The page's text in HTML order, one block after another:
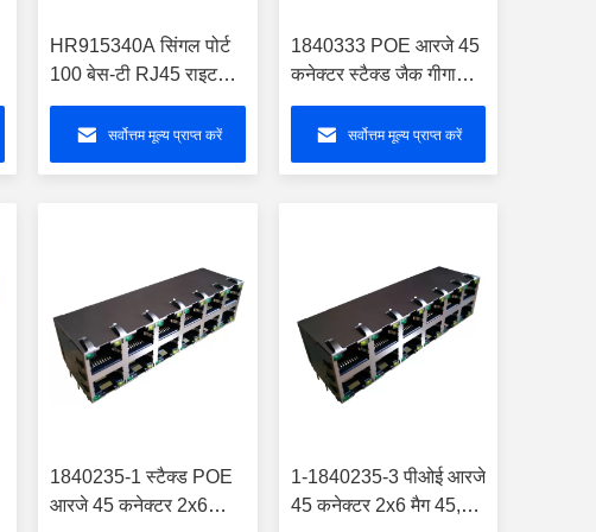
HR915340A सिंगल पोर्ट
100 बेस-टी RJ45 राइट
एंगल कनेक्टर
सर्वोत्तम मूल्य प्राप्त करें
1840333 POE आरजे 45
कनेक्टर स्टैक्ड जैक गीगाबिट
PoE + 2x6 POE Rj45
Pinout 1840353
सर्वोत्तम मूल्य प्राप्त करें
1840235-1 स्टैक्ड POE
आरजे 45 कनेक्टर 2x6
1-1840235-3 पीओई आरजे
45 कनेक्टर 2x6 मैग 45,